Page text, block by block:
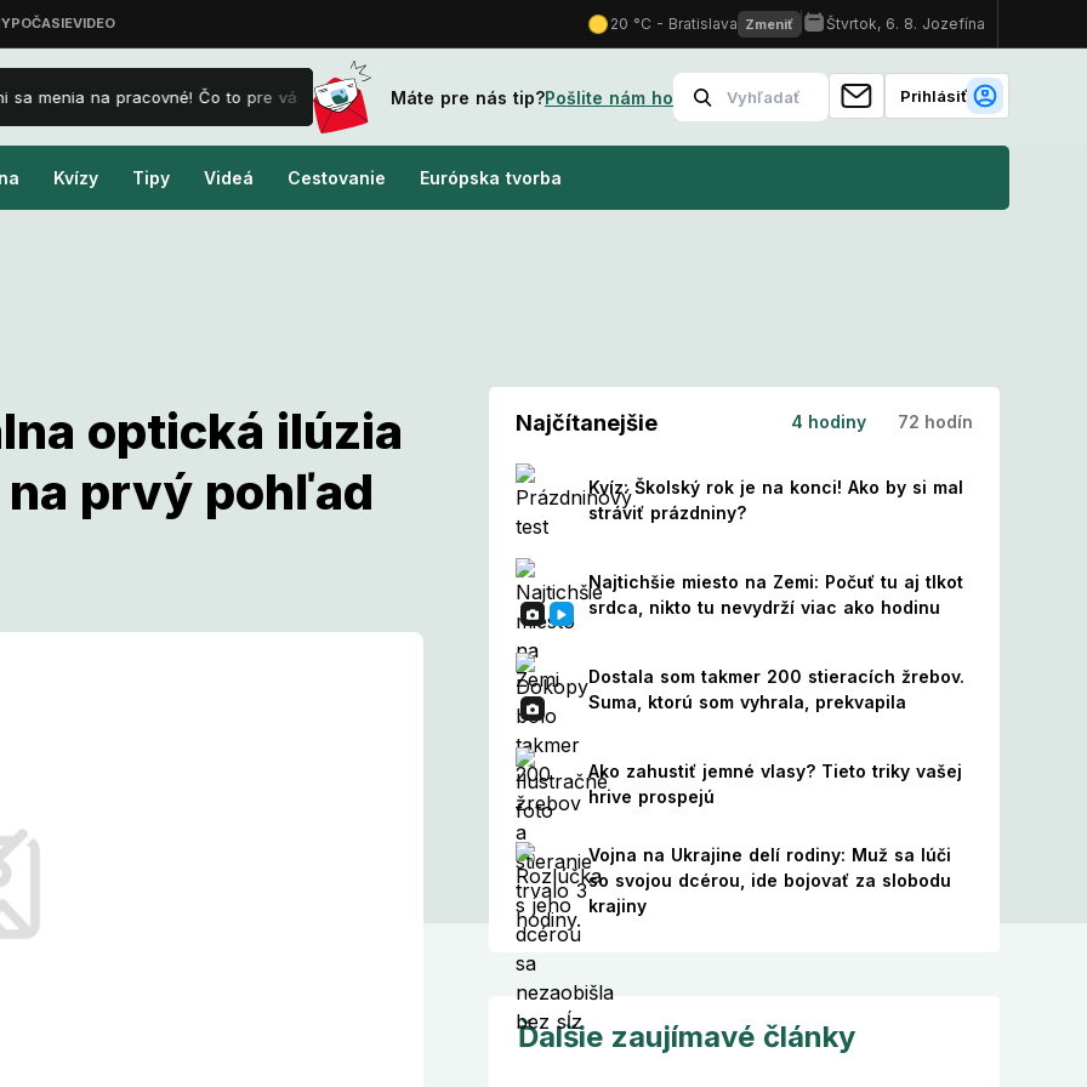
menia na pracovné! Čo to pre vás znamená a ako je to s príplatkami? Nový kalendár sviatkov: Tieto dni sa menia na pracovné!
Máte pre nás tip?Pošlite nám ho Prihlásiť
Kvízy Tipy Videá Cestovanie Európska tvorba
optická ilúzia
prvý pohľad
Virálna
vulgárnejšia,
do ktorej preniká slnečné
či autorke fotografie zoslali
Najčítanejšie 4 hodiny 72 hodín
Kvíz: Školský rok je na konci! Ako by si mal
stráviť prázdniny?
Najtichšie miesto na Zemi: Počuť tu aj tlkot
srdca, nikto tu nevydrží viac ako hodinu
Dostala som takmer 200 stieracích žrebov.
Suma, ktorú som vyhrala, prekvapila
Ako zahustiť jemné vlasy? Tieto triky vašej
hrive prospejú
Vojna na Ukrajine delí rodiny: Muž sa lúči
so svojou dcérou, ide bojovať za slobodu
krajiny
Ďalšie zaujímavé články